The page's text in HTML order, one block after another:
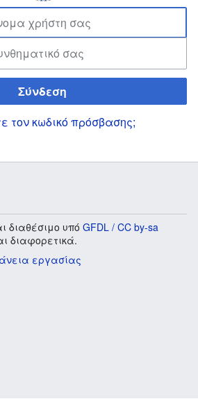
Σύνδεση
τον κωδικό πρόσβασης;
διαθέσιμο υπό GFDL / CC by-sa
διαφορετικά.
εργασίας